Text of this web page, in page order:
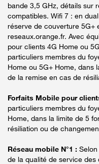
bande 3,5 GHz, détails sur
compatibles. Wifi 7 : en
réserve de couverture 5G+
reseaux.orange.fr. Avec
pour clients 4G Home ou
particuliers membres du
Home ou 5G+ Home, dans
de la remise en cas de
Forfaits Mobile pour
particuliers membres du
Home, dans la limite de 5
résiliation ou de
Réseau mobile N°1 : Selon
de la qualité de service